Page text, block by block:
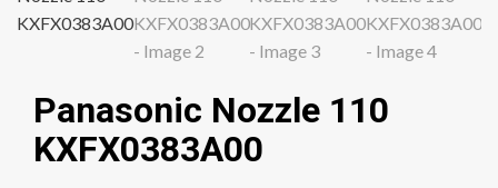
Panasonic Nozzle 110
KXFX0383A00